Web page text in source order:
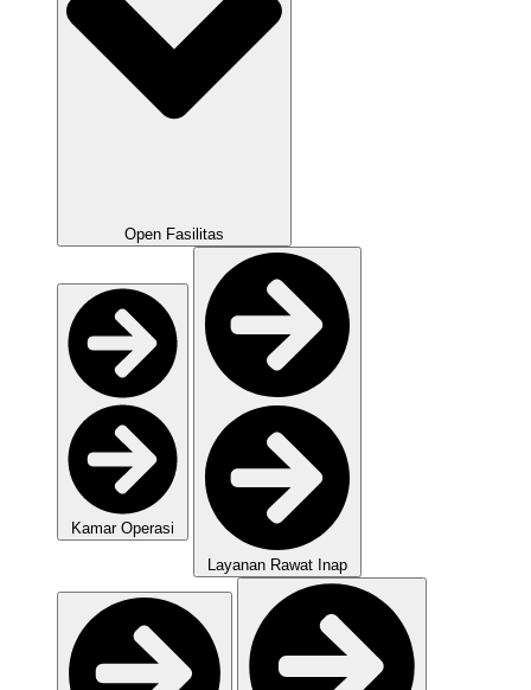
Open Fasilitas
Kamar Operasi
Layanan Rawat Inap